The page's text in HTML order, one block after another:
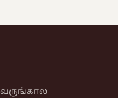
வருங்கால